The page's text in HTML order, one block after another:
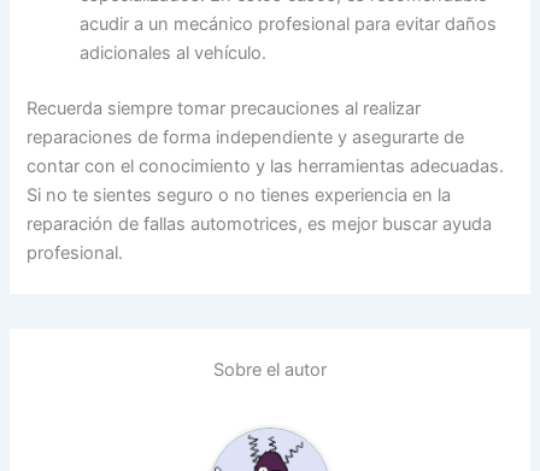
acudir a un mecánico profesional para evitar daños
adicionales al vehículo.
Recuerda siempre tomar precauciones al realizar
reparaciones de forma independiente y asegurarte de
contar con el conocimiento y las herramientas adecuadas.
Si no te sientes seguro o no tienes experiencia en la
reparación de fallas automotrices, es mejor buscar ayuda
profesional.
Sobre el autor